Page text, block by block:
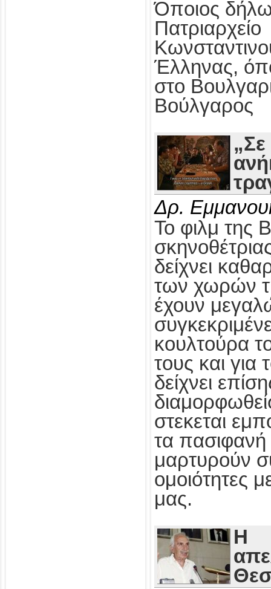
Όποιος
Πατριαρχείο
Έλληνας,
στο
Βούλγαρος
Δρ.
Το φιλμ της
δείχνει
των χωρών
έχουν
κουλτούρα
τους και
δείχνει
στεκεται
τα πασιφανή
μαρτυρούν
ομοιότητες
μας.
Η